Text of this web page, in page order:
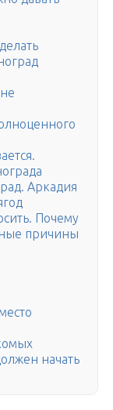
Аркадия
Почему
причины
начать